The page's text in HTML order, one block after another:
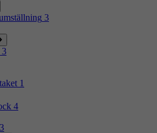
3
3
1
4
3